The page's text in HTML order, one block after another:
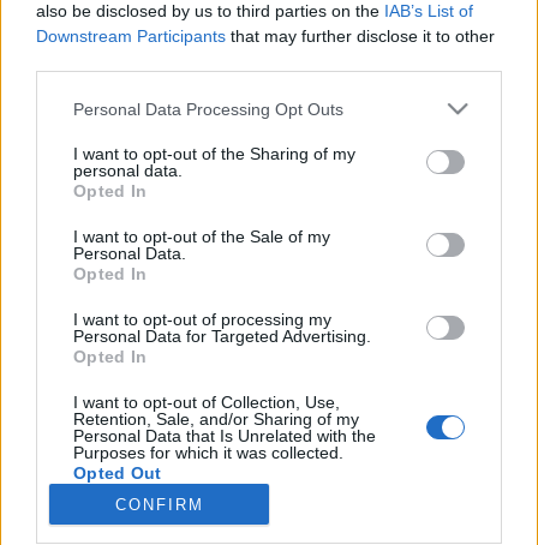
also be disclosed by us to third parties on the IAB’s List of
Downstream Participants that may further disclose it to other
Personal Data Processing Opt Outs
I want to opt-out of the Sharing of my
personal data.
Opted In
I want to opt-out of the Sale of my
Personal Data.
Opted In
I want to opt-out of processing my
Personal Data for Targeted Advertising.
Opted In
I want to opt-out of Collection, Use,
Retention, Sale, and/or Sharing of my
Personal Data that Is Unrelated with the
Purposes for which it was collected.
Opted Out
CONFIRM
wenn Du in diesem Forum aktiv an den
Gesprächen teilnehmen oder eigene Themen
Spielaccount besitzt, bitte registriere Dich neu.
unserem Forum!„Zum Spiel“
Kosenamen
29 September 2025
Tammoo
Lebende Forenlegende
hoda30
Beiträge:
18.186 Zustimmungen: 51.444
28 September 2025
*schokolade61*
Lebende Forenlegende
Beiträge: 150.553 Zustimmungen:
6.000